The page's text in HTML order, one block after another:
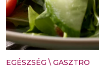
EGÉSZSÉG \ GASZTRO